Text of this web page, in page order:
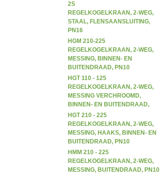
2S
REGELKOGELKRAAN, 2-WEG,
STAAL, FLENSAANSLUITING,
PN16
HGM 210-225
REGELKOGELKRAAN, 2-WEG,
MESSING, BINNEN- EN
BUITENDRAAD, PN10
HGT 110 - 125
REGELKOGELKRAAN, 2-WEG,
MESSING VERCHROOMD,
BINNEN- EN BUITENDRAAD,
PN10
HGT 210 - 225
REGELKOGELKRAAN, 2-WEG,
MESSING, HAAKS, BINNEN- EN
BUITENDRAAD, PN10
HMM 210 - 225
REGELKOGELKRAAN, 2-WEG,
MESSING, BUITENDRAAD, PN10